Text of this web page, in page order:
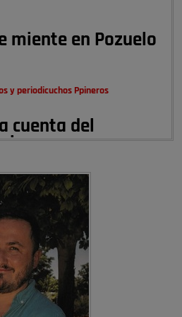
miente en Pozuelo
y periodicuchos Ppineros
cuenta del
…
nunca en Pozuelo , pero yo si desde
de la
para familias con hijos y no
tan …